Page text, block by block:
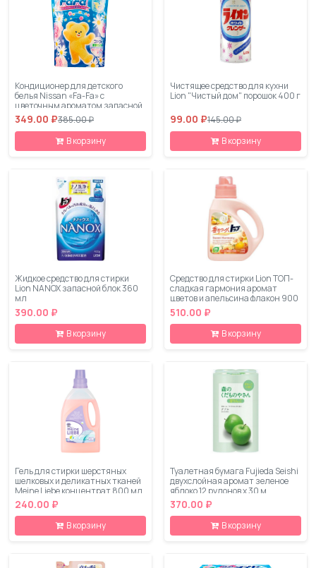
Кондиционер для детского
белья Nissan «Fa-Fa» с
цветочным ароматом запасной
блок 2 000 мл
349.00 ₽385.00 ₽
В корзину
Чистящее средство для кухни
Lion "Чистый дом" порошок 400 г
99.00 ₽145.00 ₽
В корзину
Жидкое средство для стирки
Lion NANOX запасной блок 360
мл
390.00 ₽
В корзину
Средство для стирки Lion ТОП-
сладкая гармония аромат
цветов и апельсина флакон 900
мл
510.00 ₽
В корзину
Гель для стирки шерстяных
шелковых и деликатных тканей
Meine Liebe концентрат 800 мл
240.00 ₽
В корзину
Туалетная бумага Fujieda Seishi
двухслойная аромат зеленое
яблоко 12 рулонов х 30 м
370.00 ₽
В корзину